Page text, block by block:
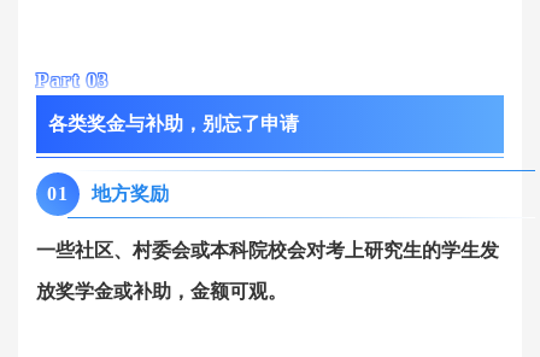
Part 03
各类奖金与补助，别忘了申请
01 地方奖励
一些社区、村委会或本科院校会对考上研究生的学生发
放奖学金或补助，金额可观。